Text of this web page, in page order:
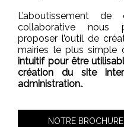
L’aboutissement
collaborative nous
proposer l’outil de
mairies le plus simple
intuitif pour être
création du site
administration..
NOTRE BROCHURE